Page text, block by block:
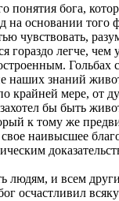
понятия бога,
основании
чувствовать,
легче,
знаний
крайней мере, от
бы быть
к тому же
наивысшее
людям, и всем
осчастливил